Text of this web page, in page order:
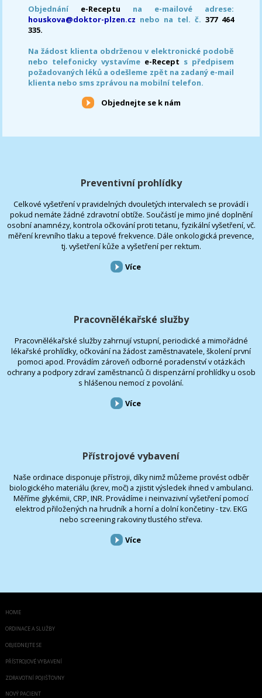
Objednání e-Receptu na e-mailové adrese:
houskova@doktor-plzen.cz nebo na tel. č. 377 464
335.
Na žádost klienta obdrženou v elektronické podobě
nebo telefonicky vystavíme e-Recept s předpisem
požadovaných léků a odešleme zpět na zadaný e-mail
klienta nebo sms zprávou na mobilní telefon.
Objednejte se k nám
Preventivní prohlídky
Celkové vyšetření v pravidelných dvouletých intervalech se provádí i
pokud nemáte žádné zdravotní obtíže. Součástí je mimo jiné doplnění
osobní anamnézy, kontrola očkování proti tetanu, fyzikální vyšetření, vč.
měření krevního tlaku a tepové frekvence. Dále onkologická prevence,
tj. vyšetření kůže a vyšetření per rektum.
Více
Pracovnělékařské služby
Pracovnělékařské služby zahrnují vstupní, periodické a mimořádné
lékařské prohlídky, očkování na žádost zaměstnavatele, školení první
pomoci apod. Provádím zároveň odborné poradenství v otázkách
ochrany a podpory zdraví zaměstnanců či dispenzární prohlídky u osob
s hlášenou nemocí z povolání.
Více
Přístrojové vybavení
Naše ordinace disponuje přístroji, díky nimž můžeme provést odběr
biologického materiálu (krev, moč) a zjistit výsledek ihned v ambulanci.
Měříme glykémii, CRP, INR. Provádíme i neinvazivní vyšetření pomocí
elektrod přiložených na hrudník a horní a dolní končetiny - tzv. EKG
nebo screening rakoviny tlustého střeva.
Více
HOME
ORDINACE A SLUŽBY
OBJEDNEJTE SE
PŘÍSTROJOVÉ VYBAVENÍ
ZDRAVOTNÍ POJIŠŤOVNY
NOVÝ PACIENT